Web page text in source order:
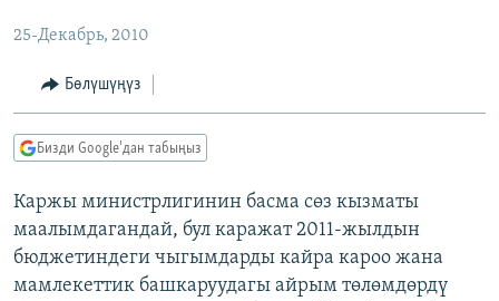
МАДАНИЯТ
ТВ ПРОГРАММАЛАР
БҮГҮН АЗАТТЫКТА
ДАНИСТЕ
АЗАТТЫК+
ПОДКАСТ
ОНЛАЙН ШЕРИНЕ
25-Декабрь, 2010
Бөлүшүңүз
Бизди Google'дан табыңыз
Каржы министрлигинин басма сөз кызматы
маалымдагандай, бул каражат 2011-жылдын
бюджетиндеги чыгымдарды кайра кароо жана
мамлекеттик башкаруудагы айрым төлөмдөрдү